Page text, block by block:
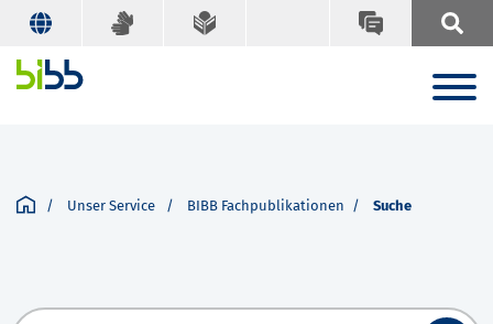
Unser Service BIBB Fachpublikationen Suche